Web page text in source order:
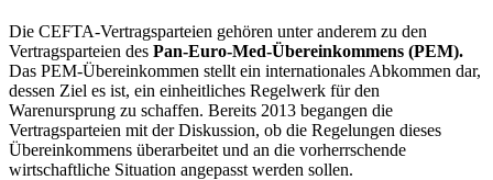
Die CEFTA-Vertragsparteien gehören unter anderem zu den
Vertragsparteien des Pan-Euro-Med-Übereinkommens (PEM).
Das PEM-Übereinkommen stellt ein internationales Abkommen dar,
dessen Ziel es ist, ein einheitliches Regelwerk für den
Warenursprung zu schaffen. Bereits 2013 begangen die
Vertragsparteien mit der Diskussion, ob die Regelungen dieses
Übereinkommens überarbeitet und an die vorherrschende
wirtschaftliche Situation angepasst werden sollen.